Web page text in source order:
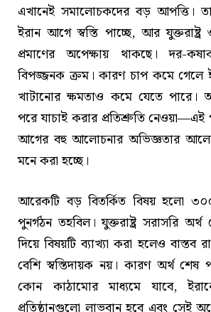
এখানেই সমালোচকদের বড় আপত্তি।
ইরান আগে স্বস্তি পাচ্ছে, আর
প্রমাণের অপেক্ষায় থাকছে। দর-
বিপজ্জনক ক্রম। কারণ চাপ কমে গেলে
খাটানোর ক্ষমতাও কমে যেতে পারে।
পরে যাচাই করার প্রতিশ্রুতি নেওয়া—এই
আগের বহু আলোচনার অভিজ্ঞতার
মনে করা হচ্ছে।
আরেকটি বড় বিতর্কিত বিষয় হলো
পুনর্গঠন তহবিল। যুক্তরাষ্ট্র সরাসরি
দিয়ে বিষয়টি ব্যাখ্যা করা হলেও বাস্তব
বেশি স্বস্তিদায়ক নয়। কারণ অর্থ শেষ
কোন কাঠামোর মাধ্যমে যাবে,